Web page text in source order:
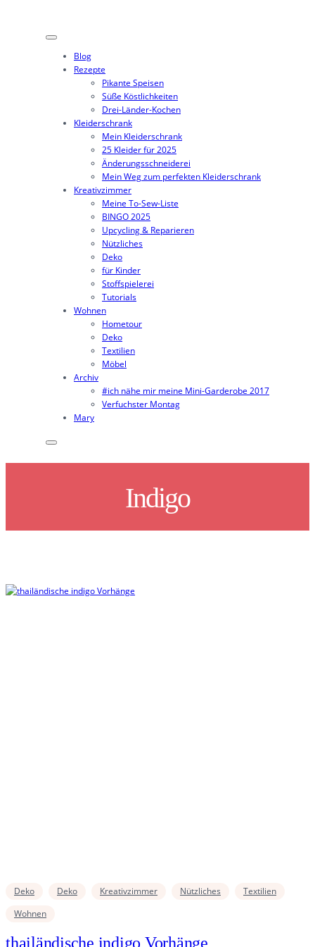
Blog
Rezepte
Pikante Speisen
Süße Köstlichkeiten
Drei-Länder-Kochen
Kleiderschrank
Mein Kleiderschrank
25 Kleider für 2025
Änderungsschneiderei
Mein Weg zum perfekten Kleiderschrank
Kreativzimmer
Meine To-Sew-Liste
BINGO 2025
Upcycling & Reparieren
Nützliches
Deko
für Kinder
Stoffspielerei
Tutorials
Wohnen
Hometour
Deko
Textilien
Möbel
Archiv
#ich nähe mir meine Mini-Garderobe 2017
Verfuchster Montag
Mary
Indigo
Deko Deko Kreativzimmer Nützliches
Textilien
Wohnen
thailändische indigo Vorhänge